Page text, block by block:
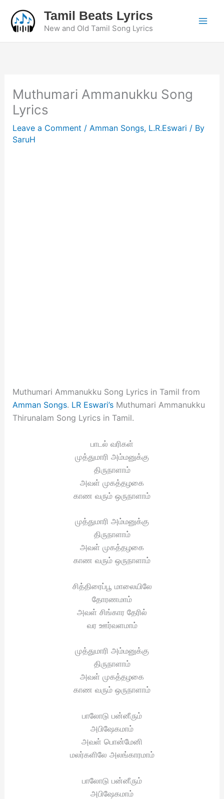
content
Tamil Beats Lyrics
New and Old Tamil Song Lyrics
Muthumari Ammanukku Song
Lyrics
Leave a Comment / Amman Songs, L.R.Eswari / By
SaruH
Muthumari Ammanukku Song Lyrics in Tamil from
Amman Songs. LR Eswari’sMuthumari Ammanukku
Thirunalam Song Lyrics in Tamil.
பாடல் வரிகள்
முத்துமாரி அம்மனுக்கு
திருநாளாம்
அவள் முகத்தழகை
காண வரும் ஒருநாளாம்
முத்துமாரி அம்மனுக்கு
திருநாளாம்
அவள் முகத்தழகை
காண வரும் ஒருநாளாம்
சித்திரைப்பூ மாலையிலே
தோரணமாம்
அவள் சிங்கார தேரில்
வர ஊர்வளமாம்
முத்துமாரி அம்மனுக்கு
திருநாளாம்
அவள் முகத்தழகை
காண வரும் ஒருநாளாம்
பாலோடு பன்னீரும்
அபிஷேகமாம்
அவள் பொன்மேனி
மலர்களிலே அலங்காரமாம்
பாலோடு பன்னீரும்
அபிஷேகமாம்